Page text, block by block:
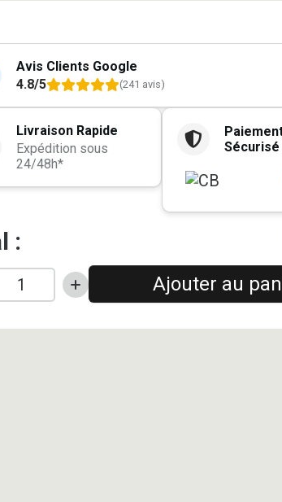
Avis Clients Google
4.8/5
(241 avis)
Livraison Rapide
Expédition sous
24/48h*
Sécurisé
:
Ajouter au